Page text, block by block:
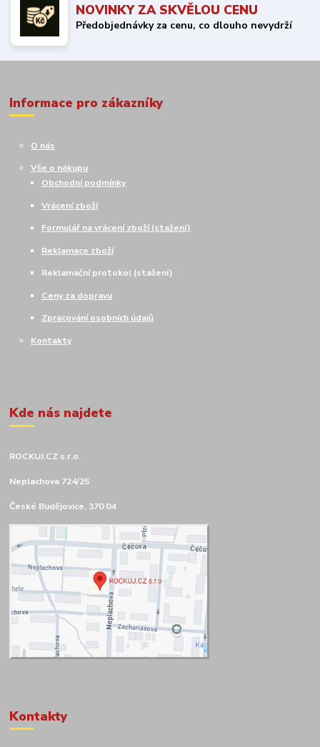
NOVINKY ZA SKVĚLOU CENU
Předobjednávky za cenu, co dlouho nevydrží
Informace pro zákazníky
O nás
Vše o nákupu
Obchodní podmínky
Vrácení zboží
Formulář na vrácení zboží (stažení)
Reklamace zboží
Reklamační protokol (stažení)
Ceny za dopravu
Zpracování osobních údajů
Kontakty
Kde nás najdete
ROCKUJ.CZ s.r.o.
Neplachova 724/25
České Budějovice, 370 04
Kontakty